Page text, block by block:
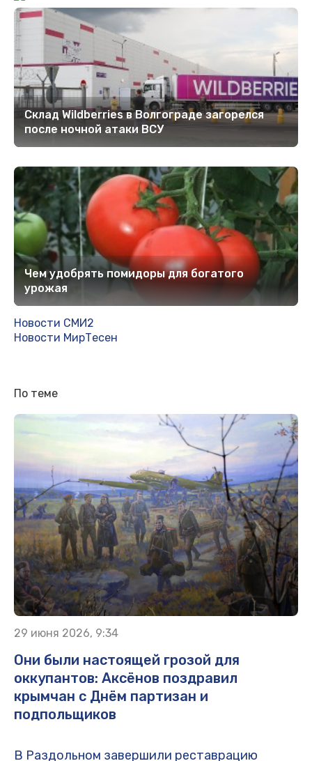
Склад Wildberries в Волгограде загорелся
после ночной атаки ВСУ
Чем удобрять помидоры для богатого
урожая
Новости СМИ2
Новости МирТесен
По теме
29 июня 2026, 9:34
Они были настоящей грозой для
оккупантов: Аксёнов поздравил
крымчан с Днём партизан и
подпольщиков
В Раздольном завершили реставрацию